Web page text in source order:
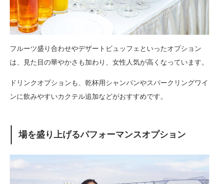
フルーツ盛り合わせやデザートビュッフェといったオプション
は、見た目の華やかさも加わり、女性人気が高くなっています。
ドリンクオプションも、乾杯用シャンパンやスパークリングワイ
ンに飲みやすいカクテル追加などがおすすめです。
場を盛り上げるパフォーマンスオプション